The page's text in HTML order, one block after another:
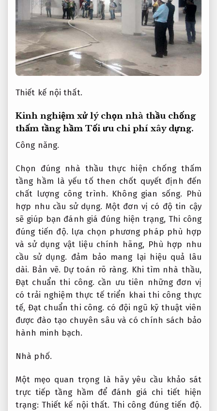
Thiết kế nội thất.
Kinh nghiệm xử lý chọn nhà thầu chống
thấm tầng hầm Tối ưu chi phí xây dựng.
Công năng.
Chọn đúng nhà thầu thực hiện chống thấm
tầng hầm là yếu tố then chốt quyết định đến
chất lượng công trình. Không gian sống. Phù
hợp nhu cầu sử dụng. Một đơn vị có độ tin cậy
sẽ giúp bạn đánh giá đúng hiện trạng, Thi công
đúng tiến độ. lựa chọn phương pháp phù hợp
và sử dụng vật liệu chính hãng, Phù hợp nhu
cầu sử dụng. đảm bảo mang lại hiệu quả lâu
dài. Bản vẽ. Dự toán rõ ràng. Khi tìm nhà thầu,
Đạt chuẩn thi công. cần ưu tiên những đơn vị
có trải nghiệm thực tế triển khai thi công thực
tế, Đạt chuẩn thi công. có đội ngũ kỹ thuật viên
được đào tạo chuyên sâu và có chính sách bảo
hành minh bạch.
Nhà phố.
Một mẹo quan trọng là hãy yêu cầu khảo sát
trực tiếp tầng hầm để đánh giá chi tiết hiện
trạng: Thiết kế nội thất. Thi công đúng tiến độ.